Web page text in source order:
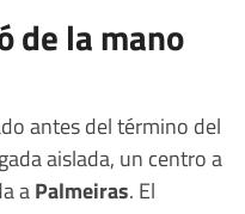
de la mano
antes del término del
aislada, un centro a
aPalmeiras. El